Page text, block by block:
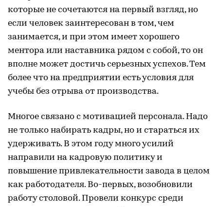
которые не сочетаются на первый взгляд, но
если человек заинтересован в том, чем
занимается, и при этом имеет хорошего
ментора или наставника рядом с собой, то он
вполне может достичь серьезных успехов. Тем
более что на предприятии есть условия для
учебы без отрыва от производства.
Многое связано с мотивацией персонала. Надо
не только набирать кадры, но и стараться их
удерживать. В этом году много усилий
направили на кадровую политику и
повышение привлекательности завода в целом
как работодателя. Во-первых, возобновили
работу столовой. Провели конкурс среди